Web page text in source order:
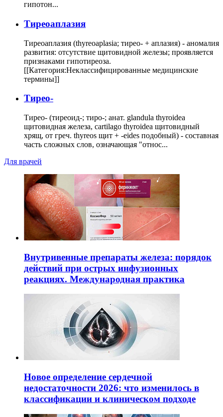
гипотон...
Тиреоаплазия
Тиреоаплазия (thyreoaplasia; тирео- + аплазия) - аномалия
развития: отсутствие щитовидной железы; проявляется
признаками гипотиреоза.
[[Категория:Неклассифицированные медицинские
термины]]
Тирео-
Тирео- (тиреоид-; тиро-; анат. glandula thyroidea
щитовидная железа, cartilago thyroidea щитовидный
хрящ, от греч. thyreos щит + -eides подобный) - составная
часть сложных слов, означающая "относ...
Для врачей
Внутривенные препараты железа: порядок
действий при острых инфузионных
реакциях. Международная практика
Новое определение сердечной
недостаточности 2026: что изменилось в
классификации и клиническом подходе